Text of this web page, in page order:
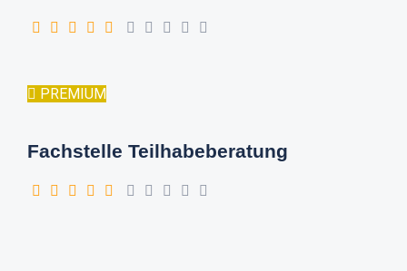
PREMIUM
Fachstelle Teilhabeberatung